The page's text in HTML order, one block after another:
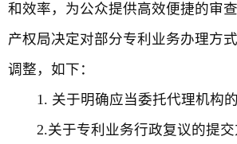
和效率，为公众提供高效便捷的审
产权局决定对部分专利业务办理方
调整，如下：
1. 关于明确应当委托代理机构
2.关于专利业务行政复议的提交